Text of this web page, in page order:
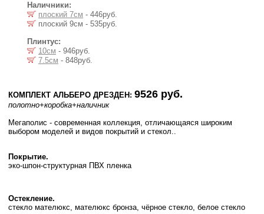
Наличники:
плоский 7см - 446руб.
плоский 9см - 535руб.
Плинтус:
10см - 946руб.
7.5см - 848руб.
КОМПЛЕКТ АЛЬБЕРО ДРЕЗДЕН: 9526 руб.
полотно+коробка+наличник
Мегаполис - современная коллекция, отличающаяся широким
выбором моделей и видов покрытий и стекол..
Покрытие.
эко-шпон-структурная ПВХ пленка
Остекление.
стекло мателюкс, мателюкс бронза, чёрное стекло, белое стекло